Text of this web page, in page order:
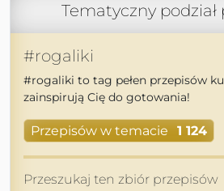
Tematyczny podział
#rogaliki
#rogaliki to tag pełen przepisów
zainspirują Cię do gotowania!
Przepisów w temacie 1 124
Przeszukaj ten zbiór przepisów